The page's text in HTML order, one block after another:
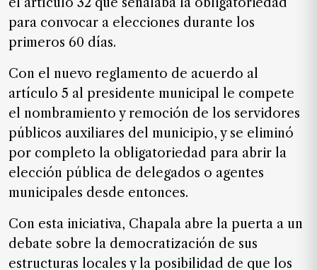
para convocar a elecciones durante los
primeros 60 días.
Con el nuevo reglamento de acuerdo al
artículo 5 al presidente municipal le compete
el nombramiento y remoción de los servidores
públicos auxiliares del municipio, y se eliminó
por completo la obligatoriedad para abrir la
elección pública de delegados o agentes
municipales desde entonces.
Con esta iniciativa, Chapala abre la puerta a un
debate sobre la democratización de sus
estructuras locales y la posibilidad de que los